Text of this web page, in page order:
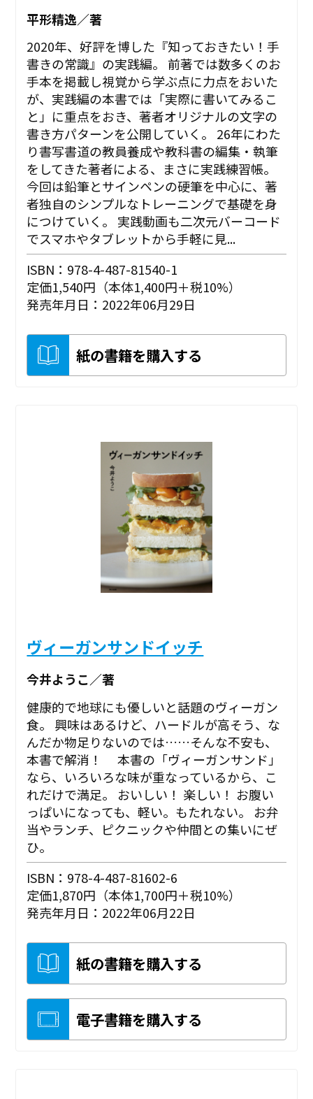
平形精逸／著
2020年、好評を博した『知っておきたい！手
書きの常識』の実践編。 前著では数多くのお
手本を掲載し視覚から学ぶ点に力点をおいた
が、実践編の本書では「実際に書いてみるこ
と」に重点をおき、著者オリジナルの文字の
書き方パターンを公開していく。 26年にわた
り書写書道の教員養成や教科書の編集・執筆
をしてきた著者による、まさに実践練習帳。
今回は鉛筆とサインペンの硬筆を中心に、著
者独自のシンプルなトレーニングで基礎を身
につけていく。 実践動画も二次元バーコード
でスマホやタブレットから手軽に見...
ISBN：978-4-487-81540-1
定価1,540円（本体1,400円＋税10%）
発売年月日：2022年06月29日
紙の書籍を購入する
ヴィーガンサンドイッチ
今井ようこ／著
健康的で地球にも優しいと話題のヴィーガン
食。 興味はあるけど、ハードルが高そう、な
んだか物足りないのでは……そんな不安も、
本書で解消！ 本書の「ヴィーガンサンド」
なら、いろいろな味が重なっているから、こ
れだけで満足。 おいしい！ 楽しい！ お腹い
っぱいになっても、軽い。もたれない。 お弁
当やランチ、ピクニックや仲間との集いにぜ
ひ。
ISBN：978-4-487-81602-6
定価1,870円（本体1,700円＋税10%）
発売年月日：2022年06月22日
紙の書籍を購入する
電子書籍を購入する